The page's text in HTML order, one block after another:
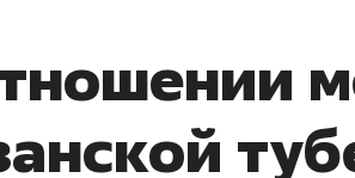
правил, бизнес может
потерять минимум